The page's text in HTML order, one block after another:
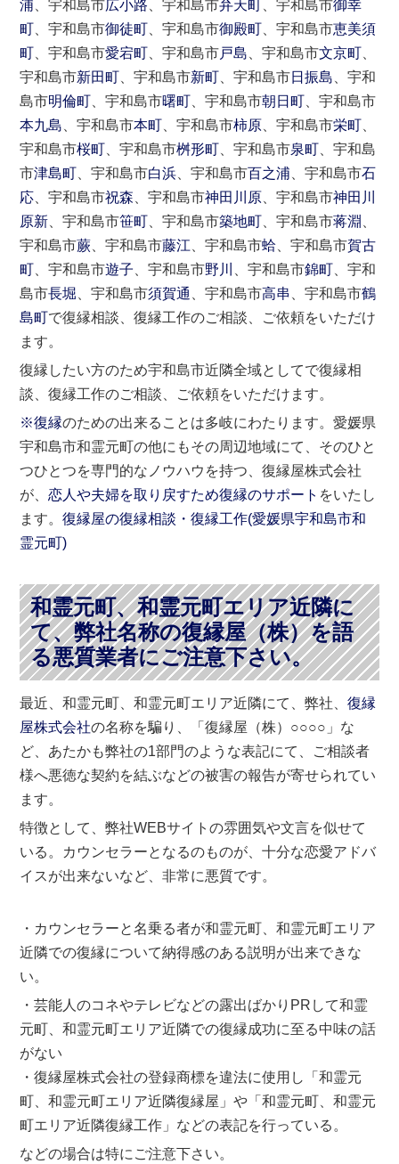
浦 、宇和島市広小路 、宇和島市弁天町 、宇和島市御幸
町 、宇和島市御徒町 、宇和島市御殿町 、宇和島市恵美須
町 、宇和島市愛宕町 、宇和島市戸島 、宇和島市文京町
宇和島市新田町 、宇和島市新町 、宇和島市日振島 、宇和
島市明倫町 、宇和島市曙町 、宇和島市朝日町 、宇和島市
本九島 、宇和島市本町 、宇和島市柿原 、宇和島市栄町
宇和島市桜町 、宇和島市桝形町 、宇和島市泉町 、宇和島
市津島町 、宇和島市白浜 、宇和島市百之浦 、宇和島市石
応 、宇和島市祝森 、宇和島市神田川原 、宇和島市神田川
原新 、宇和島市笹町 、宇和島市築地町 、宇和島市蒋淵
宇和島市蕨 、宇和島市藤江 、宇和島市蛤 、宇和島市賀古
町 、宇和島市遊子 、宇和島市野川 、宇和島市錦町 、宇和
島市長堀 、宇和島市須賀通 、宇和島市高串 、宇和島市鶴
島町で復縁相談、復縁工作のご相談、ご依頼をいただけ
ます。
復縁したい方のため宇和島市近隣全域としてで復縁相
談、復縁工作のご相談、ご依頼をいただけます。
※復縁のための出来ることは多岐にわたります。愛媛県
宇和島市和霊元町の他にもその周辺地域にて、そのひと
つひとつを専門的なノウハウを持つ、復縁屋株式会社
が、恋人や夫婦を取り戻すため復縁のサポート をいたし
ます。復縁屋の復縁相談・復縁工作(愛媛県宇和島市和
霊元町)
和霊元町、和霊元町エリア近隣に
て、弊社名称の復縁屋（株）を語
る悪質業者にご注意下さい。
最近、和霊元町、和霊元町エリア近隣にて、弊社、復縁
屋株式会社の名称を騙り、「復縁屋（株）○○○○」な
ど、あたかも弊社の1部門のような表記にて、ご相談者
様へ悪徳な契約を結ぶなどの被害の報告が寄せられてい
ます。
特徴として、弊社WEBサイトの雰囲気や文言を似せて
いる。カウンセラーとなるのものが、十分な恋愛アドバ
イスが出来ないなど、非常に悪質です。
・カウンセラーと名乗る者が和霊元町、和霊元町エリア
近隣での復縁について納得感のある説明が出来できな
い。
・芸能人のコネやテレビなどの露出ばかりPRして和霊
元町、和霊元町エリア近隣での復縁成功に至る中味の話
がない
・復縁屋株式会社の登録商標を違法に使用し「和霊元
町、和霊元町エリア近隣復縁屋」や「和霊元町、和霊元
町エリア近隣復縁工作」などの表記を行っている。
などの場合は特にご注意下さい。